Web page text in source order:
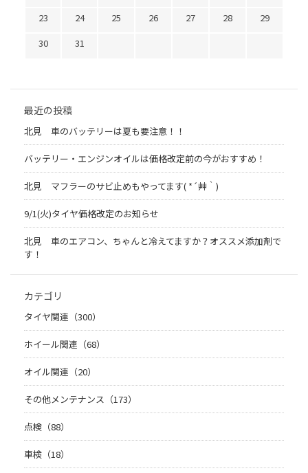
23
24 25 26 27 28
29
30
31
最近の投稿
北見 車のバッテリーは夏も要注意！！
バッテリー・エンジンオイルは価格改定前の今がおすすめ！
北見 マフラーのサビ止めもやってます( *´艸｀)
9/1(火)タイヤ価格改定のお知らせ
北見 車のエアコン、ちゃんと冷えてますか？オススメ添加剤で
す！
カテゴリ
タイヤ関連（300）
ホイール関連（68）
オイル関連（20）
その他メンテナンス（173）
点検（88）
車検（18）